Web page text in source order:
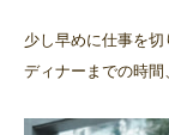
少し早めに仕事を切
ディナーまでの時間